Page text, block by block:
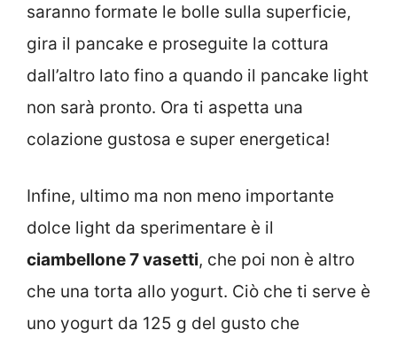
saranno formate le bolle sulla superficie,
gira il pancake e proseguite la cottura
dall’altro lato fino a quando il pancake light
non sarà pronto. Ora ti aspetta una
colazione gustosa e super energetica!
Infine, ultimo ma non meno importante
dolce light da sperimentare è il
ciambellone 7 vasetti, che poi non è altro
che una torta allo yogurt. Ciò che ti serve è
uno yogurt da 125 g del gusto che